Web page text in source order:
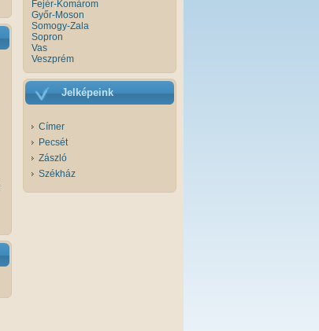
Fejér-Komárom
Győr-Moson
Somogy-Zala
Sopron
Vas
Veszprém
Jelképeink
Címer
Pecsét
Zászló
Székház